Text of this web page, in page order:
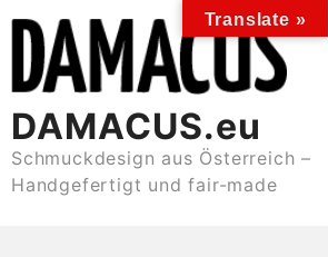
content
DAMACUS.eu
Schmuckdesign aus Österreich –
Handgefertigt und fair-made
Translate »